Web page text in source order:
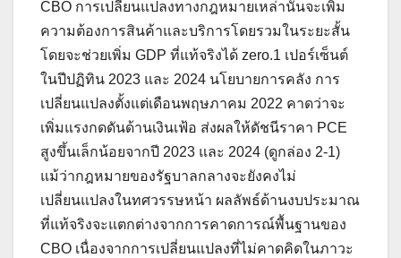
CBO การเปลี่ยนแปลงทางกฎหมายเหล่านั้นจะเพิ่ม
ความต้องการสินค้าและบริการโดยรวมในระยะสั้น
โดยจะช่วยเพิ่ม GDP ที่แท้จริงได้ zero.1 เปอร์เซ็นต์
ในปีปฏิทิน 2023 และ 2024 นโยบายการคลัง การ
เปลี่ยนแปลงตั้งแต่เดือนพฤษภาคม 2022 คาดว่าจะ
เพิ่มแรงกดดันด้านเงินเฟ้อ ส่งผลให้ดัชนีราคา PCE
สูงขึ้นเล็กน้อยจากปี 2023 และ 2024 (ดูกล่อง 2-1)
แม้ว่ากฎหมายของรัฐบาลกลางจะยังคงไม่
เปลี่ยนแปลงในทศวรรษหน้า ผลลัพธ์ด้านงบประมาณ
ที่แท้จริงจะแตกต่างจากการคาดการณ์พื้นฐานของ
CBO เนื่องจากการเปลี่ยนแปลงที่ไม่คาดคิดในภาวะ